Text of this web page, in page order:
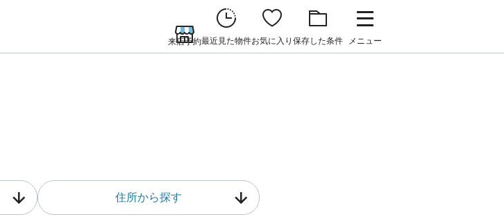
来店予約最近見た物件お気に入り 保存した条件 メニュー
住所から探す